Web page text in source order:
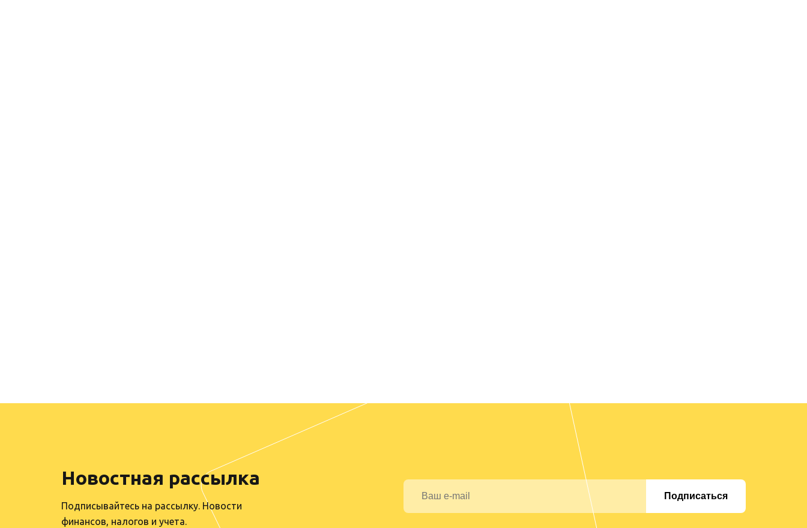
Новостная рассылка
Подписывайтесь на рассылку. Новости
финансов, налогов и учета.